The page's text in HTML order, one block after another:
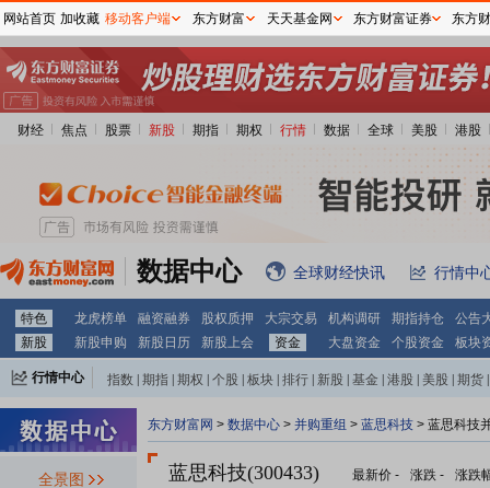
财经 焦点 股票 新股 期指 期权 行情 数据 全球 美股 港股
数据中心 全球财经快讯 行情中
特色 龙虎榜单 融资融券 股权质押 大宗交易 机构调研 期指持仓
公告
新股
新股申购 新股日历 新股上会 资金 大盘资金 个股资金 板块
行情中心 指数 期指 期权 个股 板块 排行 新股 基金 港股 美股 期货
全景图
东方财富网 > 数据中心 > 并购重组 > 蓝思科技 > 蓝思科技
蓝思科技(300433) 最新价 - 涨跌 - 涨跌
网站首页 加收藏 移动客户端 东方财富 天天基金网 东方财富证券 东方